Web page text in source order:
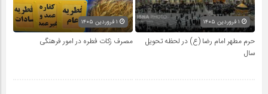
حرم مطهر امام رضا (ع) در لحظه تحویل
سال
مصرف زکات فطره در امور فرهنگی